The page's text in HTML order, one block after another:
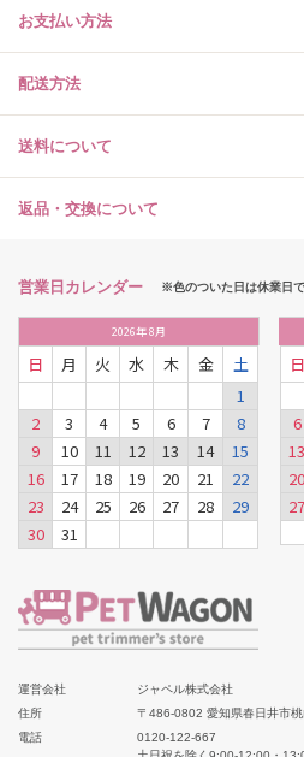
お支払い方法
配送方法
送料について
返品・交換について
営業日カレンダー ※色のついた日は休業日で
2026年8月
日 月 火 水 木 金
土
1
2
3 4 5 6 7
8
9
10 11 12 13 14
15
16
17 18 19 20 21
22
23
24 25 26 27 28
29
30
31
日
6
13
20
27
運営会社
ジャペル株式会社
住所
〒486-0802 愛知県春日井市
電話
0120-122-667